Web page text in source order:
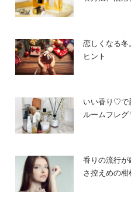
恋しくなる
ヒント
いい香り♡で
ルームフレ
香りの流行
さ控えめの柑